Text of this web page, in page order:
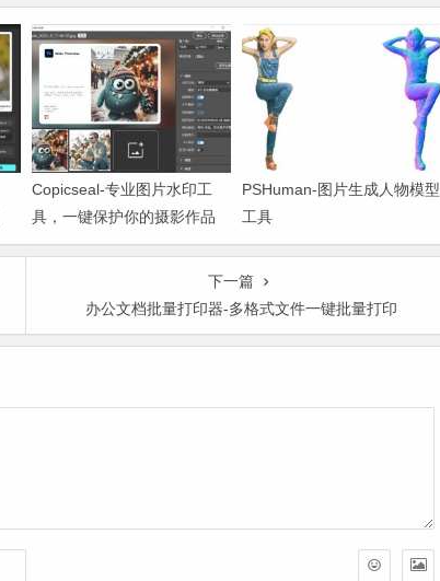
Copicseal-专业图片水印工
具，一键保护你的摄影作品
PSHuman-图片生成人物模型
工具
下一篇
办公文档批量打印器-多格式文件一键批量打印